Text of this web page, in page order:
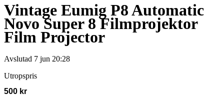
Vintage Eumig P8 Automatic
Novo Super 8 Filmprojektor
Film Projector
Avslutad 7 jun 20:28
Utropspris
500 kr